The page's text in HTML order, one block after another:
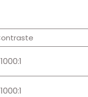
1000:1
1000:1